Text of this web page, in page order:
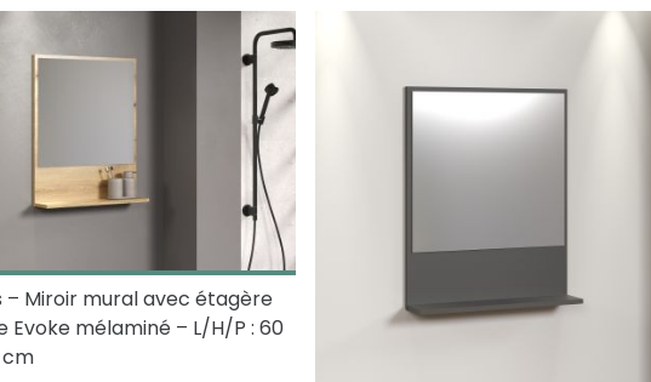
– Miroir mural avec étagère
Evoke mélaminé – L/H/P : 60
cm